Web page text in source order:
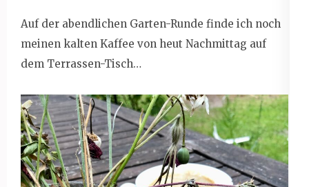
Auf der abendlichen Garten-Runde finde ich noch
meinen kalten Kaffee von heut Nachmittag auf
dem Terrassen-Tisch…